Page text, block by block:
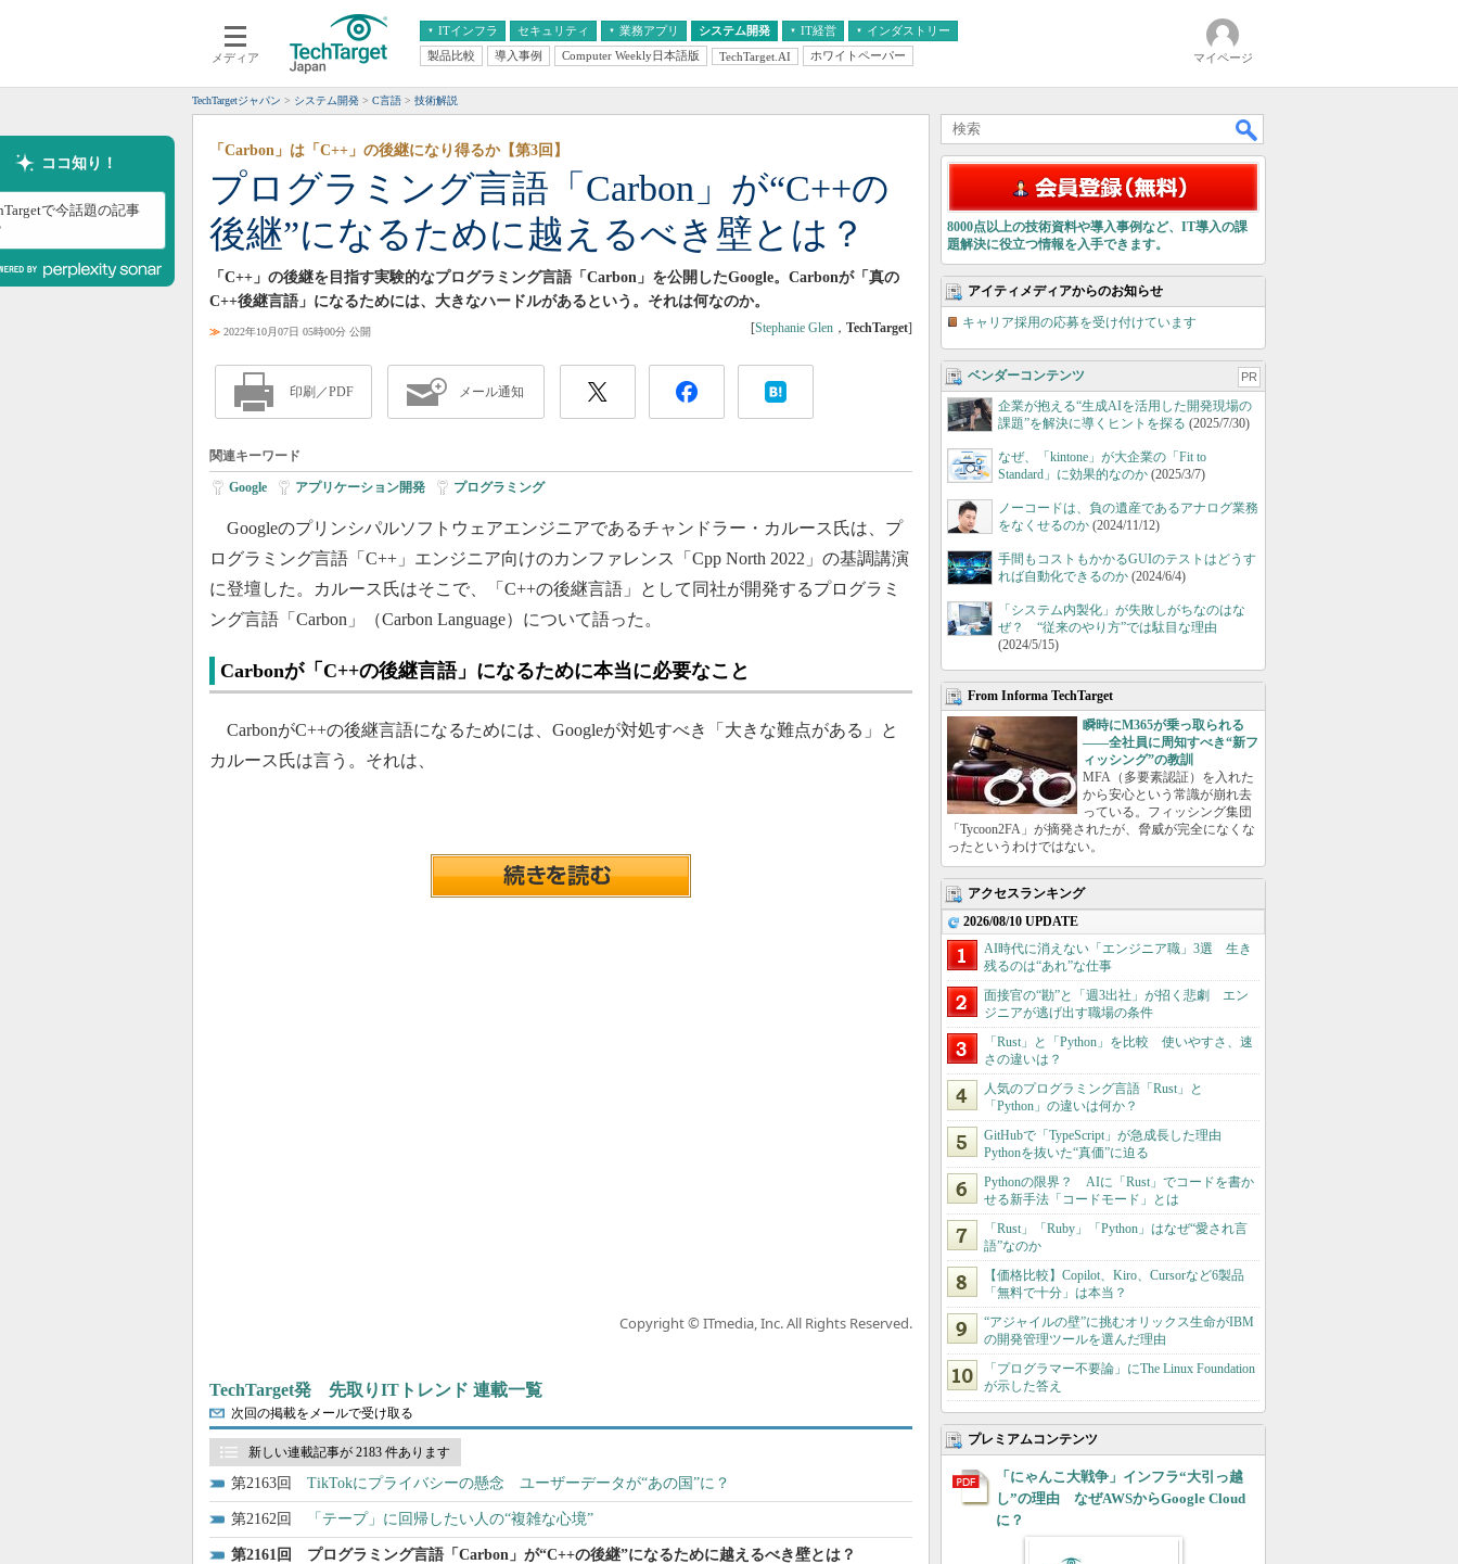
メディア
ITインフラ
クラウド
スマートモバイル
ネットワーク
システム運用管理
セキュリティ 業務アプリ
エンタープライズAI
ERP
CX
情報系システム
システム開発 IT経営
経営とIT
インダストリー
医療IT
製品比較 導入事例 Computer Weekly日本語版 TechTarget.AI ホワイトペーパー マイページ
TechTargetジャパン システム開発 C言語 技術解説
ココ知り！
で今話題の記事
プログラミング言語「Carbon」が“C++の
後継”になるために越えるべき壁とは？
「Carbon」は「C++」の後継になり得るか【第3回】
「C++」の後継を目指す実験的なプログラミング言語「Carbon」を公開したGoogle。Carbonが「真の
C++後継言語」になるためには、大きなハードルがあるという。それは何なのか。
≫ 2022年10月07日 05時00分 公開 [Stephanie Glen ， TechTarget]
印刷／PDF メール通知
関連キーワード
Google アプリケーション開発 プログラミング
Googleのプリンシパルソフトウェアエンジニアであるチャンドラー・カルース氏は、プ
ログラミング言語「C++」エンジニア向けのカンファレンス「Cpp North 2022」の基調講演
に登壇した。カルース氏はそこで、「C++の後継言語」として同社が開発するプログラミ
ング言語「Carbon」（Carbon Language）について語った。
Carbonが「C++の後継言語」になるために本当に必要なこと
CarbonがC++の後継言語になるためには、Googleが対処すべき「大きな難点がある」と
カルース氏は言う。それは、
Copyright © ITmedia, Inc. All Rights Reserved.
TechTarget発 先取りITトレンド 連載一覧
次回の掲載をメールで受け取る
新しい連載記事が 2183 件あります
2163 TikTokにプライバシーの懸念 ユーザーデータが“あの国”に？
2162 「テープ」に回帰したい人の“複雑な心境”
2161 プログラミング言語「Carbon」が“C++の後継”になるために越えるべき壁とは？
8000点以上の技術資料や導入事例など、IT導入の課
題解決に役立つ情報を入手できます。
アイティメディアからのお知らせ
キャリア採用の応募を受け付けています
ベンダーコンテンツ PR
企業が抱える“生成AIを活用した開発現場の
課題”を解決に導くヒントを探る (2025/7/30)
なぜ、「kintone」が大企業の「Fit to
Standard」に効果的なのか (2025/3/7)
ノーコードは、負の遺産であるアナログ業務
をなくせるのか (2024/11/12)
手間もコストもかかるGUIのテストはどうす
れば自動化できるのか (2024/6/4)
「システム内製化」が失敗しがちなのはな
ぜ？ “従来のやり方”では駄目な理由
(2024/5/15)
From Informa TechTarget
瞬時にM365が乗っ取られる
――全社員に周知すべき“新フ
ィッシング”の教訓
MFA（多要素認証）を入れた
から安心という常識が崩れ去
っている。フィッシング集団
「Tycoon2FA」が摘発されたが、脅威が完全になくな
ったというわけではない。
アクセスランキング
2026/08/10 UPDATE
AI時代に消えない「エンジニア職」3選 生き
残るのは“あれ”な仕事
面接官の“勘”と「週3出社」が招く悲劇 エン
ジニアが逃げ出す職場の条件
「Rust」と「Python」を比較 使いやすさ、速
さの違いは？
人気のプログラミング言語「Rust」と
「Python」の違いは何か？
GitHubで「TypeScript」が急成長した理由
Pythonを抜いた“真価”に迫る
Pythonの限界？ AIに「Rust」でコードを書か
せる新手法「コードモード」とは
「Rust」「Ruby」「Python」はなぜ“愛され言
語”なのか
【価格比較】Copilot、Kiro、Cursorなど6製品
「無料で十分」は本当？
“アジャイルの壁”に挑むオリックス生命がIBM
の開発管理ツールを選んだ理由
「プログラマー不要論」にThe Linux Foundation
が示した答え
プレミアムコンテンツ
「にゃんこ大戦争」インフラ“大引っ越
し”の理由 なぜAWSからGoogle Cloud
に？